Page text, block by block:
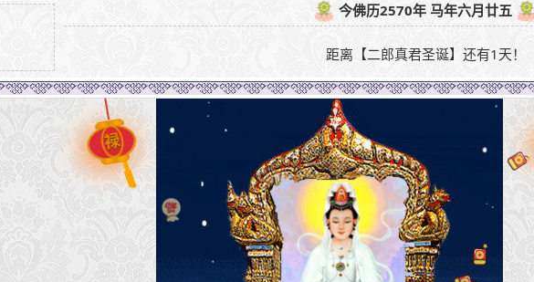
今佛历2570年 马年六月廿五
距离【二郎真君圣诞】还有1天！
禄